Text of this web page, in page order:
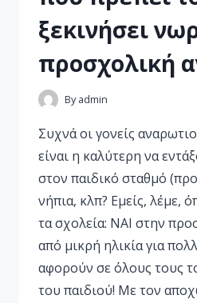
ξεκινήσει
προσχολική
By admin
Συχνά οι γονείς
είναι η καλύτερη να
στον παιδικό σταθμό
νήπια, κλπ? Εμείς, λέμε,
τα σχολεία: ΝΑΙ στην
από μικρή ηλικία για
αφορούν σε όλους τους
του παιδιού! Με τον